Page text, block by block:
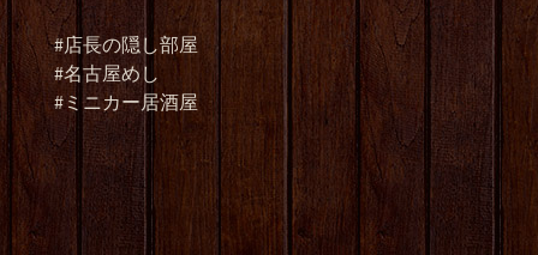
#店長の隠し部屋
#名古屋めし
#ミニカー居酒屋